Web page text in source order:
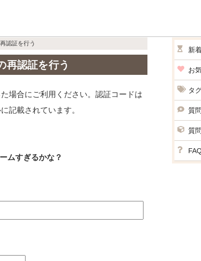
認証を行う
再認証を行う
場合にご利用ください。認証コードは
記載されています。
ムすぎるかな？
新
お
タ
質
質